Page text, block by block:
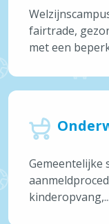
fairtrade,
met een
Gemeentelijke
kinderopvang,...